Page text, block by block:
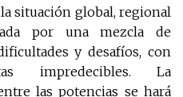
situación global, regional
por una mezcla de
y desafíos, con
impredecibles. La
las potencias se hará